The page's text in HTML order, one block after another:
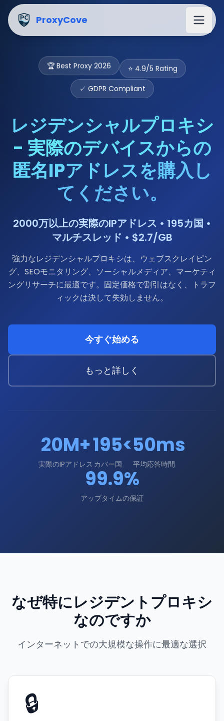
ProxyCove
🏆 Best Proxy 2026 ⭐ 4.9/5 Rating
✓ GDPR Compliant
レジデンシャルプロキシ
- 実際のデバイスからの
匿名IPアドレスを購入し
てください。
2000万以上の実際のIPアドレス • 195カ国 •
マルチスレッド • $2.7/GB
強力なレジデンシャルプロキシは、ウェブスクレイピン
グ、SEOモニタリング、ソーシャルメディア、マーケティ
ングリサーチに最適です。固定価格で割引はなく、トラフ
ィックは決して失効しません。
今すぐ始める
もっと詳しく
20M+
実際のIPアドレス
195
カバー国
<50ms
平均応答時間
99.9%
アップタイムの保証
なぜ特にレジデントプロキシ
なのですか
インターネットでの大規模な操作に最適な選択
🔒